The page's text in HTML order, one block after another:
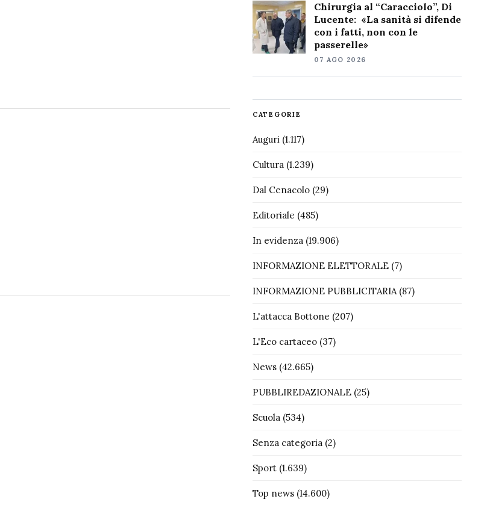
Chirurgia al “Caracciolo”, Di
Lucente: «La sanità si difende
con i fatti, non con le
passerelle»
07 AGO 2026
CATEGORIE
Auguri(1.117)
Cultura(1.239)
Dal Cenacolo(29)
Editoriale (485)
In evidenza(19.906)
INFORMAZIONE ELETTORALE(7)
INFORMAZIONE PUBBLICITARIA(87)
L'attacca Bottone (207)
L'Eco cartaceo(37)
News(42.665)
PUBBLIREDAZIONALE(25)
Scuola(534)
Senza categoria(2)
Sport(1.639)
Top news(14.600)